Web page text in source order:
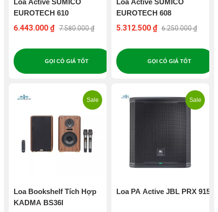
Loa Active SUMICO
EUROTECH 610
6.443.000 ₫ 7.580.000 ₫
GỌI CÓ GIÁ TỐT
Loa Active SUMICO
EUROTECH 608
5.312.500 ₫ 6.250.000 ₫
GỌI CÓ GIÁ TỐT
Sale
Loa Bookshelf Tích Hợp
KADMA BS36I
Sale
Loa PA Active JBL PRX 915